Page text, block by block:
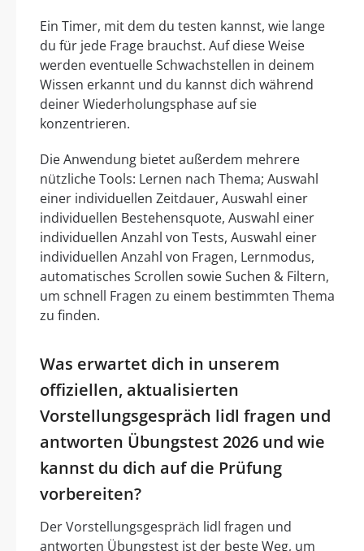
Ein Timer, mit dem du testen kannst, wie lange
du für jede Frage brauchst. Auf diese Weise
werden eventuelle Schwachstellen in deinem
Wissen erkannt und du kannst dich während
deiner Wiederholungsphase auf sie
konzentrieren.
Die Anwendung bietet außerdem mehrere
nützliche Tools: Lernen nach Thema; Auswahl
einer individuellen Zeitdauer, Auswahl einer
individuellen Bestehensquote, Auswahl einer
individuellen Anzahl von Tests, Auswahl einer
individuellen Anzahl von Fragen, Lernmodus,
automatisches Scrollen sowie Suchen & Filtern,
um schnell Fragen zu einem bestimmten Thema
zu finden.
Was erwartet dich in unserem
offiziellen, aktualisierten
Vorstellungsgespräch lidl fragen und
antworten Übungstest 2026 und wie
kannst du dich auf die Prüfung
vorbereiten?
Der Vorstellungsgespräch lidl fragen und
antworten Übungstest ist der beste Weg, um